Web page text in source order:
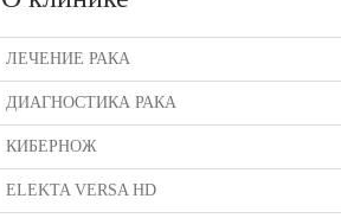
ЛЕЧЕНИЕ РАКА
ДИАГНОСТИКА РАКА
КИБЕРНОЖ
ELEKTA VERSA HD